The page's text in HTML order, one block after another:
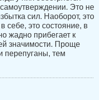
Это не
сил. Наоборот, это
себе, это состояние, в
жадно прибегает к
значимости. Проще
перепуганы, тем